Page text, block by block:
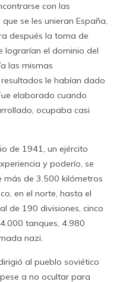
con las
se les unieran España,
después la toma de
lograrían el dominio del
las mismas
le habían dado
elaborado cuando
ocupaba casi
de 1941, un ejército
y poderío, se
más de 3.500 kilómetros
en el norte, hasta el
de 190 divisiones, cinco
tanques, 4.980
nazi.
al pueblo soviético
a no ocultar para